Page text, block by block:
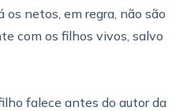
os netos, em regra, não são
com os filhos vivos, salvo
falece antes do autor da